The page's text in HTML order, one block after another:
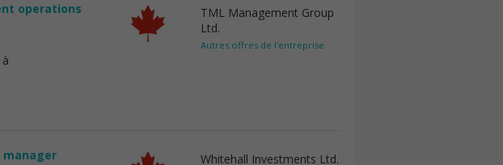
operations
TML Management Group
Ltd.
Autres offres de l'entreprise
manager
Whitehall Investments Ltd.